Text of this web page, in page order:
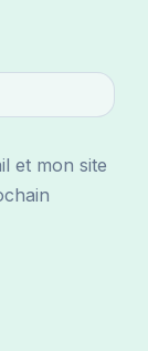
et mon site